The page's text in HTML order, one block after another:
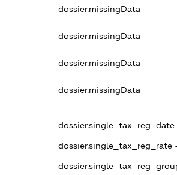
dossier.missingData
dossier.missingData
dossier.missingData
dossier.missingData
dossier.single_tax_reg_date -
dossier.single_tax_reg_rate